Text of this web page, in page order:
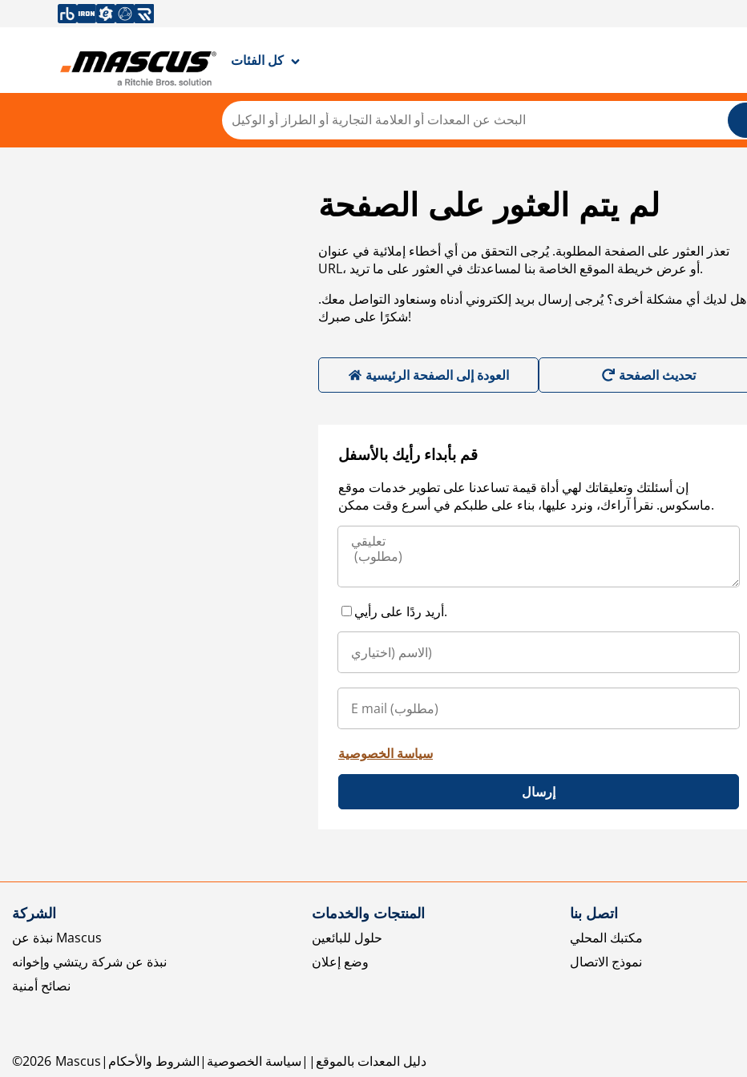
كل الفئات
لم يتم العثور على الصفحة
تعذر العثور على الصفحة المطلوبة. يُرجى التحقق من أي أخطاء إملائية في عنوان
URL، أو عرض خريطة الموقع الخاصة بنا لمساعدتك في العثور على ما تريد.
هل لديك أي مشكلة أخرى؟ يُرجى إرسال بريد إلكتروني أدناه وسنعاود التواصل معك.
شكرًا على صبرك!
العودة إلى الصفحة الرئيسية
قم بأبداء رأيك بالأسفل
إن أسئلتك وتعليقاتك لهي أداة قيمة تساعدنا على تطوير خدمات موقع
ماسكوس. نقرأ آراءك، ونرد عليها، بناء على طلبكم في أسرع وقت ممكن.
أريد ردًا على رأيي.
سياسة الخصوصية
إرسال
الشركة
نبذة عن Mascus
نبذة عن شركة ريتشي وإخوانه
نصائح أمنية
المنتجات والخدمات
حلول للبائعين
وضع إعلان
اتصل بنا
مكتبك المحلي
نموذج الاتصال
©2026 Mascus الشروط والأحكام سياسة الخصوصية دليل المعدات بالموقع